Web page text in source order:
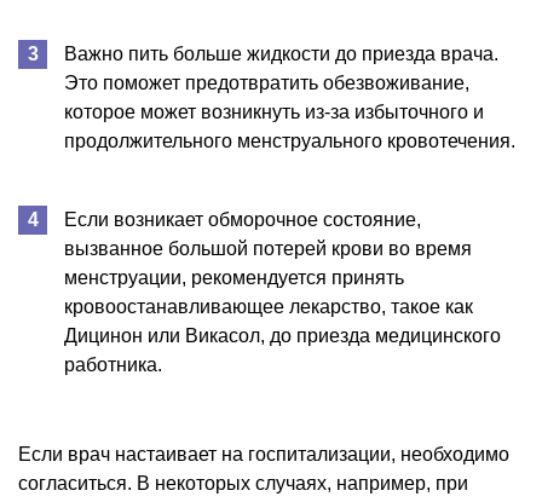
Важно пить больше жидкости до приезда врача.
Это поможет предотвратить обезвоживание,
которое может возникнуть из-за избыточного и
продолжительного менструального кровотечения.
Если возникает обморочное состояние,
вызванное большой потерей крови во время
менструации, рекомендуется принять
кровоостанавливающее лекарство, такое как
Дицинон или Викасол, до приезда медицинского
работника.
Если врач настаивает на госпитализации, необходимо
согласиться. В некоторых случаях, например, при